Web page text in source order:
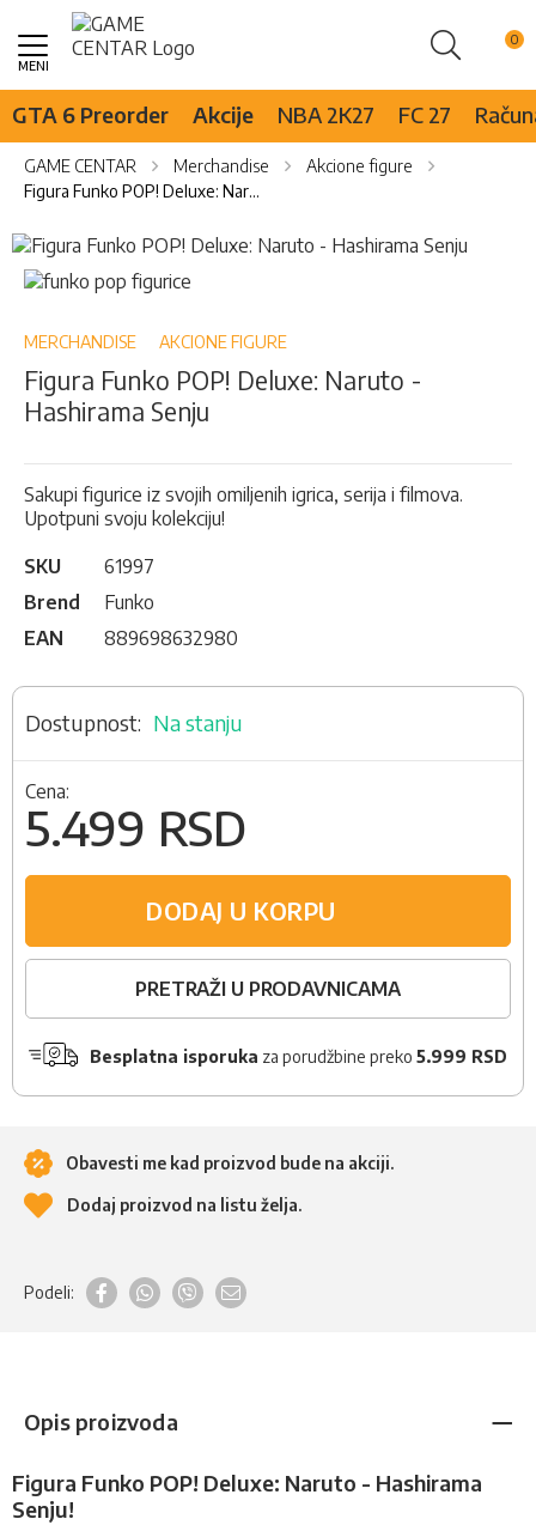
Pretraži
Skip
Content
GTA 6 Preorder Akcije NBA 2K27 FC 27
GAME CENTAR Merchandise
Akcione figure
Figura Funko POP! Deluxe: Naruto - Hashirama Senju
Skip
to
the
of
images
gallery
Skip
to
beginning
the
images
MERCHANDISE AKCIONE FIGURE
Figura Funko POP! Deluxe: Naruto -
Hashirama Senju
Sakupi figurice iz svojih omiljenih igrica, serija i filmova.
Upotpuni svoju kolekciju!
SKU
61997
Brend
Funko
EAN
889698632980
Na stanju
Cena:
5.499 RSD
DODAJ U KORPU
PRETRAŽI U PRODAVNICAMA
Besplatna isporuka za porudžbine preko 5.999 RSD
Obavesti me kad proizvod bude na akciji.
Dodaj proizvod na listu želja.
Podeli:
Opis proizvoda
Figura Funko POP! Deluxe: Naruto - Hashirama
Senju!